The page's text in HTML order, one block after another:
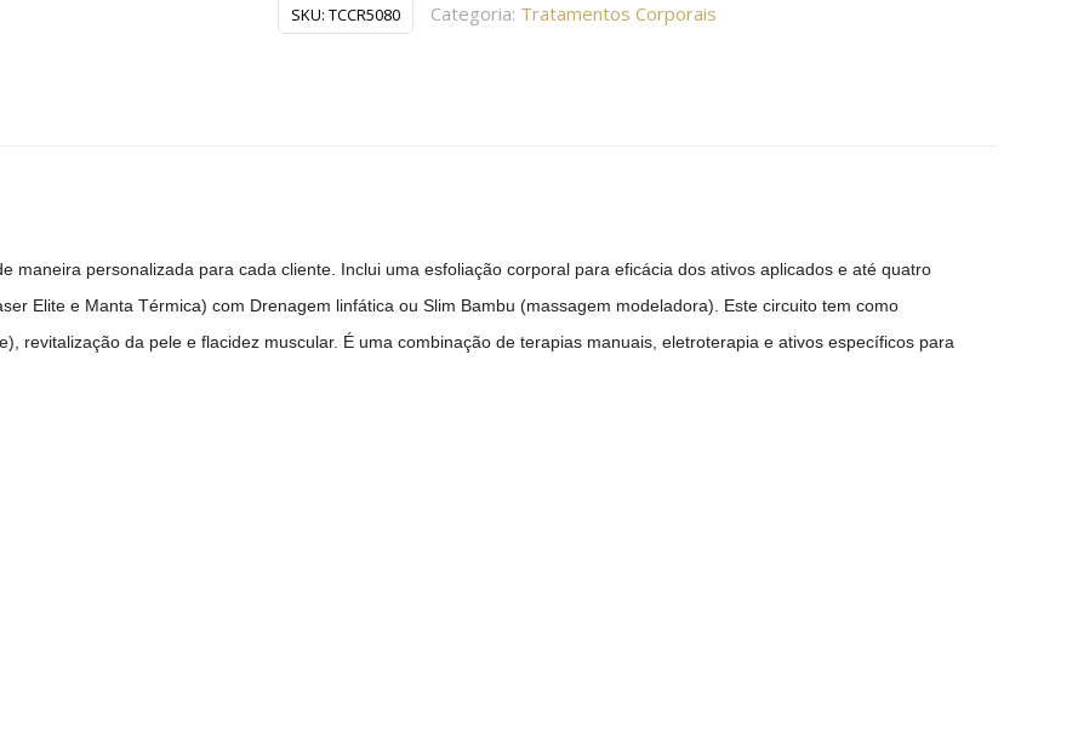
SKU: TCCR5080 Categoria: Tratamentos Corporais
maneira personalizada para cada cliente. Inclui uma esfoliação corporal para eficácia dos ativos aplicados e até quatro
Elite e Manta Térmica) com Drenagem linfática ou Slim Bambu (massagem modeladora). Este circuito tem como
revitalização da pele e flacidez muscular. É uma combinação de terapias manuais, eletroterapia e ativos específicos para